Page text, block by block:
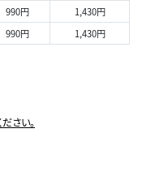
990円
1,430円
990円 1,430円
さい。